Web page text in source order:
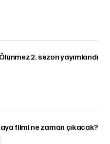
2. sezon yayımlandı
filmi ne zaman çıkacak?